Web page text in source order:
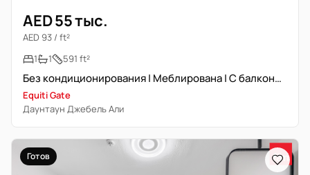
AED 55 тыс.
AED 93 / ft²
1
1 591 ft²
Без кондиционирования | Меблирована | С балконом
Equiti Gate
Даунтаун Джебель Али
Готов